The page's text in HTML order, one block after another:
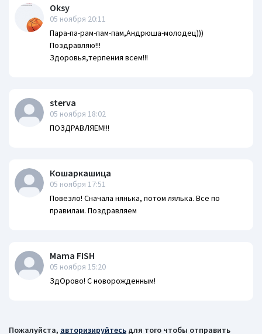
Oksy
05 ноября 20:11
Пара-па-рам-пам-пам,Андрюша-молодец)))
Поздравляю!!!
Здоровья,терпения всем!!!
sterva
05 ноября 18:02
ПОЗДРАВЛЯЕМ!!!
Кошаркашица
05 ноября 17:51
Повезло! Сначала нянька, потом лялька. Все по
правилам. Поздравляем
Mama FISH
05 ноября 15:20
ЗдОрово! С новорожденным!
Пожалуйста, авторизируйтесь для того чтобы отправить